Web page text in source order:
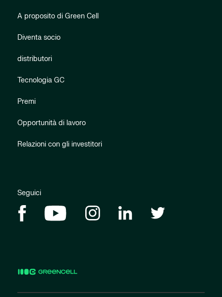
A proposito di Green Cell
Diventa socio
distributori
Tecnologia GC
Premi
Opportunità di lavoro
Relazioni con gli investitori
Seguici